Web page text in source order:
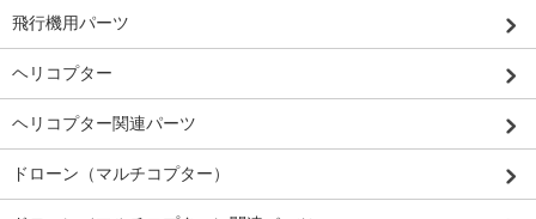
飛行機用パーツ
ヘリコプター
ヘリコプター関連パーツ
ドローン（マルチコプター）